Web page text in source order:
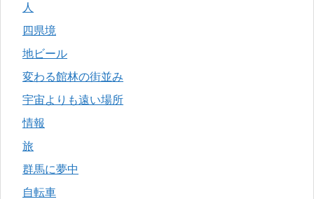
人
四県境
地ビール
変わる館林の街並み
宇宙よりも遠い場所
情報
旅
群馬に夢中
自転車